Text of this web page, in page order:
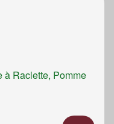
à Raclette, Pomme